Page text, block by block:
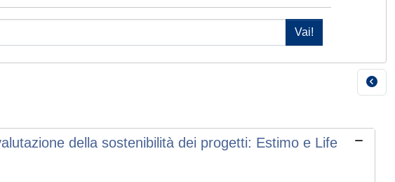
della sostenibilità dei progetti: Estimo e Life